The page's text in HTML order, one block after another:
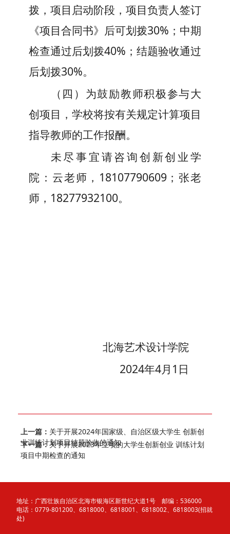
拨，项目启动阶段，项目负责人签订
《项目合同书》后可划拨30%；中期
检查通过后划拨40%；结题验收通过
后划拨30%。
（ 四 ）为鼓励教师积极参与大
创项目，学校将按有关规定计算项目
指导教师的工作报酬。
未尽事宜请咨询创新创业学
院：云老师，18107790609；张老
师，18277932100。
北海艺术设计学院
2024年4月 1 日
上一篇： 关于开展2024年国家级、自治区级大学生 创新创
业训练计划项目结题验收的通知
下一篇：关于开展2023年立项的大学生创新创业 训练计划
项目中期检查的通知
地址：广西壮族自治区北海市银海区新世纪大道1号 邮编：536000
电话：0779-801200、6818000、6818001、6818002、6818003(招就
处)